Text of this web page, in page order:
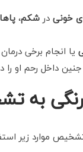
خونیدر شکم،پاها
یا انجام برخی
داخل رحم او را
رنگی
موارد زیر